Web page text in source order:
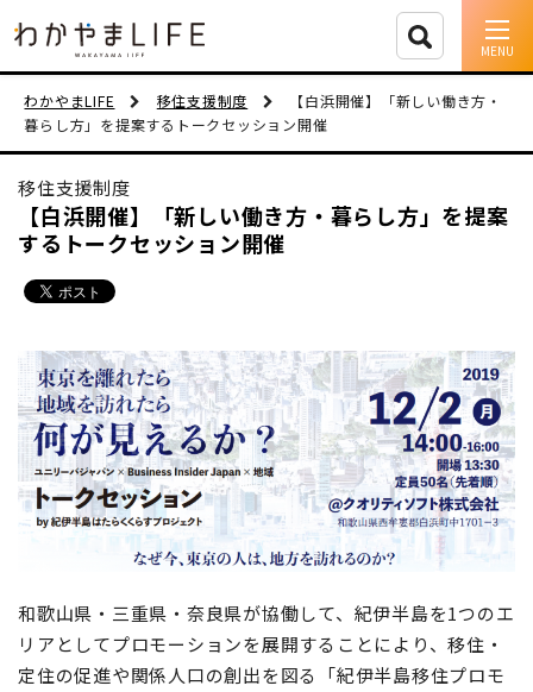
イベント情報
移住支援
人に会う
市町村を探す
移住者インタビュー
動画
地域おこし協力隊
わかやまLIFE 移住支援制度
【白浜開催】「新しい働き方・
暮らし方」を提案するトークセッション開催
移住支援制度
【白浜開催】「新しい働き方・暮らし方」を提案
するトークセッション開催
和歌山県・三重県・奈良県が協働して、紀伊半島を1つのエ
リアとしてプロモーションを展開することにより、移住・
定住の促進や関係人口の創出を図る「紀伊半島移住プロモ